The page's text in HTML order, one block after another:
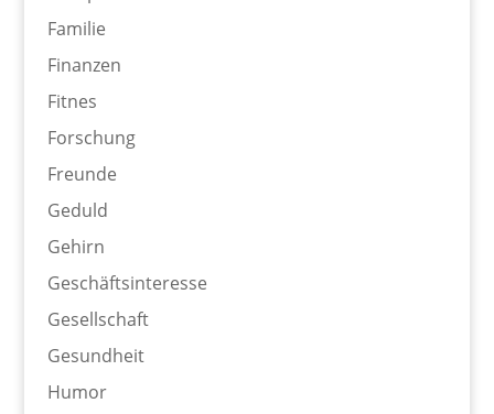
Familie
Finanzen
Fitnes
Forschung
Freunde
Geduld
Gehirn
Geschäftsinteresse
Gesellschaft
Gesundheit
Humor